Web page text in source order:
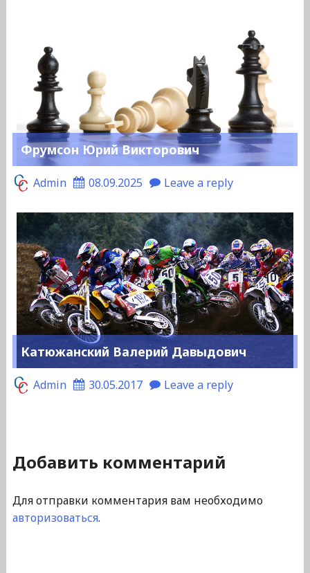
Фрумсон Юрий Викторович
Admin 08.09.2025 Leave a reply
Катюжанский Валерий Давыдович
Admin 30.05.2017 Leave a reply
Добавить комментарий
Для отправки комментария вам необходимо
авторизоваться.